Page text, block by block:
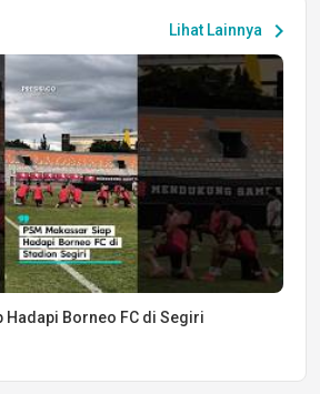
Lihat Lainnya chevron_right
Hadapi Borneo FC di Segiri